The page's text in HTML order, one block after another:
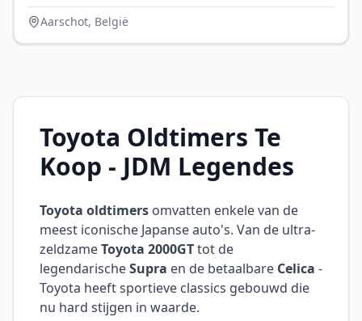
Aarschot, België
Toyota Oldtimers Te
Koop - JDM Legendes
Toyota oldtimers omvatten enkele van de
meest iconische Japanse auto's. Van de ultra-
zeldzameToyota 2000GTtot de
legendarischeSupra en de betaalbare Celica -
Toyota heeft sportieve classics gebouwd die
nu hard stijgen in waarde.